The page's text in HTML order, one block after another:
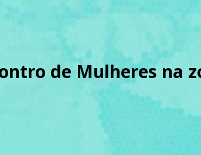
História
Equipe
Programação
de Mulheres na